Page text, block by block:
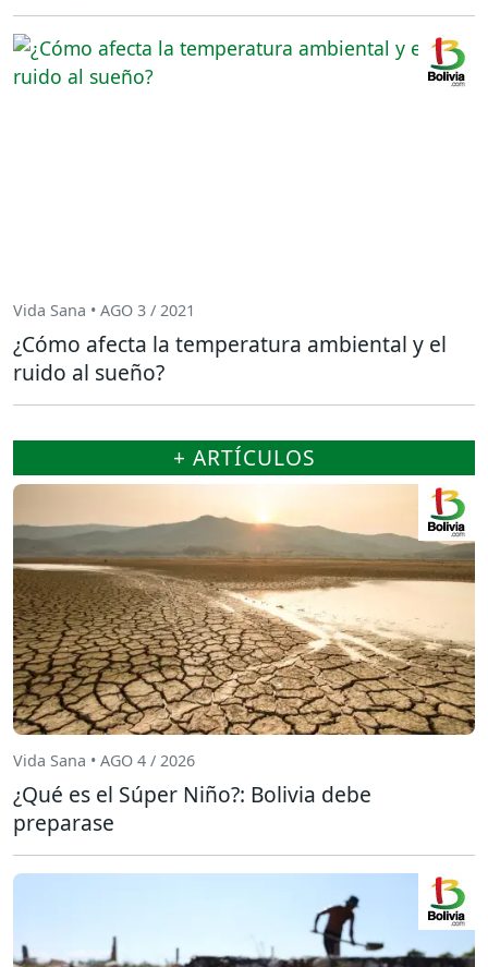
Vida Sana • AGO 3 / 2021
¿Cómo afecta la temperatura ambiental y el
ruido al sueño?
+ ARTÍCULOS
Vida Sana • AGO 4 / 2026
¿Qué es el Súper Niño?: Bolivia debe
preparase